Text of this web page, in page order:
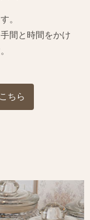
。
間と時間をかけ
ちら